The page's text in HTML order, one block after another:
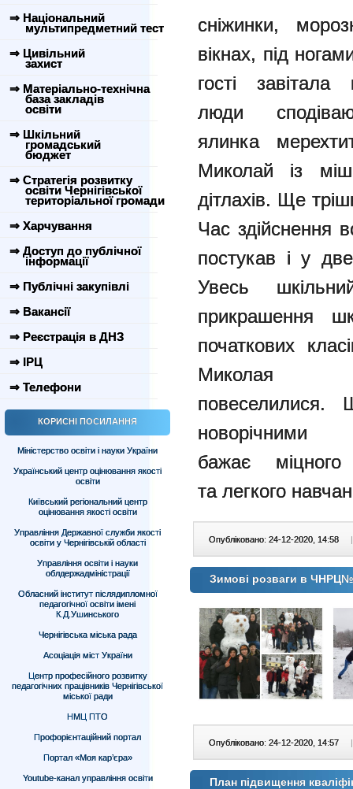
⇒ Національний
мультипредметний тест
⇒ Цивільний
захист
⇒ Матеріально-технічна
база закладів
освіти
⇒ Шкільний
громадський
бюджет
⇒ Стратегія розвитку
освіти Чернігівської
територіальної громади
⇒ Харчування
⇒ Доступ до публічної
інформації
⇒ Публічні закупівлі
⇒ Вакансії
⇒ Реєстрація в ДНЗ
⇒ ІРЦ
⇒ Телефони
КОРИСНІ ПОСИЛАННЯ
Міністерство освіти і науки України
Український центр оцінювання якості
освіти
Київський регіональний центр
оцінювання якості освіти
Управління Державної служби якості
освіти у Чернігівській області
Управління освіти і науки
облдержадміністрації
Обласний інститут післядипломної
педагогічної освіти імені
К.Д.Ушинського
Чернігівська міська рада
Асоціація міст України
Центр професійного розвитку
педагогічних працівників Чернігівської
міської ради
НМЦ ПТО
Профорієнтаційний портал
Портал «Моя кар’єра»
Youtube-канал управління освіти
сніжинки,
вікнах, під
гості
люди
ялинка
Миколай із
дітлахів. Ще
Час здійснення
постукав і у
Увесь
прикрашення
початкових
повеселилися.
бажає
та легкого
Опубліковано: 24-12-2020, 14:58 |
Зимові розваги в
Опубліковано: 24-12-2020, 14:57 |
План підвищення